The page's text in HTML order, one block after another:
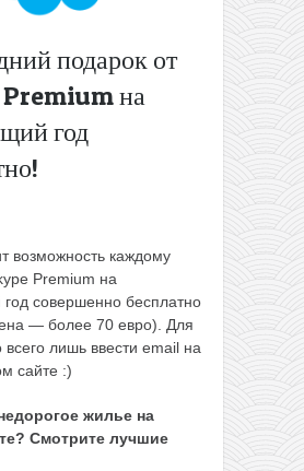
подарок от
на
год
возможность каждому
Premium на
совершенно бесплатно
— более 70 евро). Для
всего лишь ввести email на
сайте :)
жилье на
Смотрите лучшие
включая
Италия,
Австрия)
евро (в цене